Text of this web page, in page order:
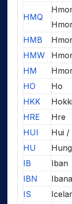
HMQ
HMB
HMW
HM
HO
Ho
HKK
HRE
Hre
HUI
Hui /
HU
IB
Iban
IBN
IS